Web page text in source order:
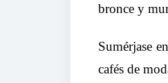
bronce y
Sumérjase
cafés de